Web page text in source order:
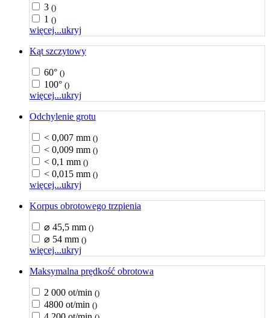
3 ()
1 ()
więcej...ukryj
Kąt szczytowy
60° ()
100° ()
więcej...ukryj
Odchylenie grotu
< 0,007 mm ()
< 0,009 mm ()
< 0,1 mm ()
< 0,015 mm ()
więcej...ukryj
Korpus obrotowego trzpienia
⌀ 45,5 mm ()
⌀ 54 mm ()
więcej...ukryj
Maksymalna prędkość obrotowa
2 000 ot/min ()
4800 ot/min ()